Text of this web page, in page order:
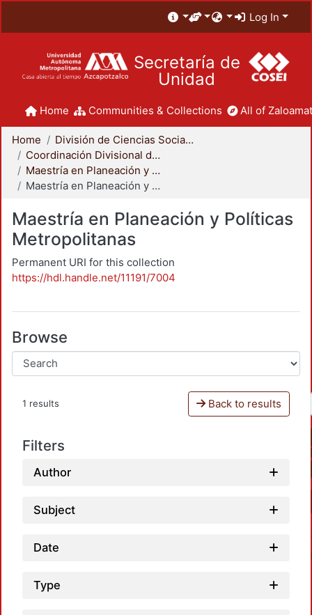
Log In
Secretaría de
Unidad
Home Communities & Collections All of
Home
División de Ciencias Sociales y Humanidades
Coordinación Divisional de Posgrado
Maestría en Planeación y Políticas Metropolitanas
Maestría en Planeación y Políticas Metropolitanas
Maestría en Planeación y Políticas
Metropolitanas
Permanent URI for this collection
https://hdl.handle.net/11191/7004
Browse
1 results Back to results
Filters
Author
Subject
Date
Type